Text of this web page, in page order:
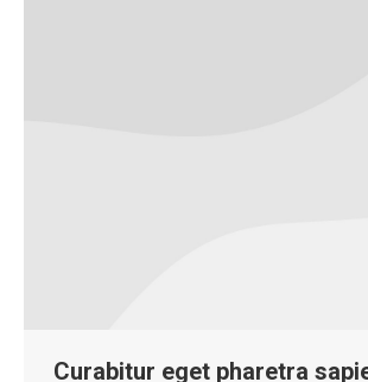
Curabitur eget pharetra